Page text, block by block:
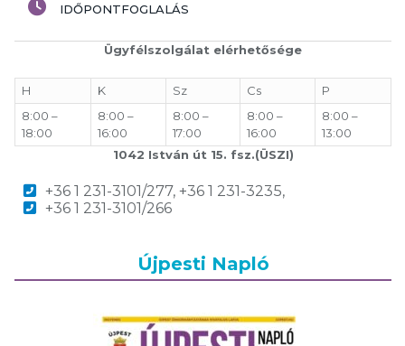
IDŐPONTFOGLALÁS
Ügyfélszolgálat elérhetősége
H K Sz Cs
P
8:00 –
18:00
8:00 –
16:00
8:00 –
17:00
8:00 –
16:00
8:00 –
13:00
1042 István út 15. fsz.(ÜSZI)
+36 1 231-3101/277, +36 1 231-3235,
+36 1 231-3101/266
Újpesti Napló